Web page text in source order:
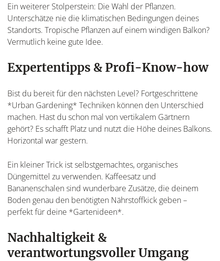
Ein weiterer Stolperstein: Die Wahl der Pflanzen.
Unterschätze nie die klimatischen Bedingungen deines
Standorts. Tropische Pflanzen auf einem windigen Balkon?
Vermutlich keine gute Idee.
Expertentipps & Profi-Know-how
Bist du bereit für den nächsten Level? Fortgeschrittene
*Urban Gardening* Techniken können den Unterschied
machen. Hast du schon mal von vertikalem Gärtnern
gehört? Es schafft Platz und nutzt die Höhe deines Balkons.
Horizontal war gestern.
Ein kleiner Trick ist selbstgemachtes, organisches
Düngemittel zu verwenden. Kaffeesatz und
Bananenschalen sind wunderbare Zusätze, die deinem
Boden genau den benötigten Nährstoffkick geben –
perfekt für deine *Gartenideen*.
Nachhaltigkeit &
verantwortungsvoller Umgang